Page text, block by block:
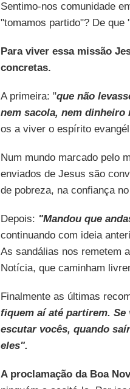
Sentimo-nos comunidade
"tomamos partido"? De
Para viver essa missão
concretas.
A primeira: "que não
nem sacola, nem dinheiro
os a viver o espírito
Num mundo marcado pelo
enviados de Jesus são
de pobreza, na confiança
Depois: "Mandou que
continuando com ideia
As sandálias nos remetem
Notícia, que caminham
Finalmente as últimas
fiquem aí até partirem.
escutar vocês, quando
eles".
A proclamação da Boa